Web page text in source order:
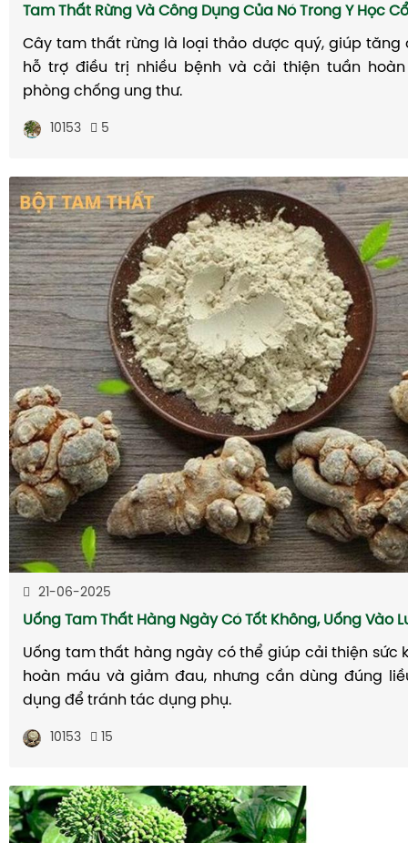
Tam Thất Rừng Và Công Dụng Của Nó Trong Y Học
Cây tam thất rừng là loại thảo dược quý, giúp tăng
hỗ trợ điều trị nhiều bệnh và cải thiện tuần
phòng chống ung thư.
10153 5
21-06-2025
Uống Tam Thất Hàng Ngày Có Tốt Không, Uống Vào
Uống tam thất hàng ngày có thể giúp cải thiện sức
hoàn máu và giảm đau, nhưng cần dùng đúng
dụng để tránh tác dụng phụ.
10153 15